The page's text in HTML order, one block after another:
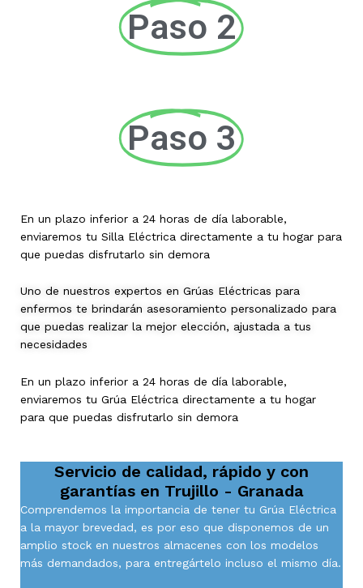
Paso 2
Paso 3
En un plazo inferior a 24 horas de día laborable,
enviaremos tu Silla Eléctrica directamente a tu hogar para
que puedas disfrutarlo sin demora
Uno de nuestros expertos en Grúas Eléctricas para
enfermos te brindarán asesoramiento personalizado para
que puedas realizar la mejor elección, ajustada a tus
necesidades
En un plazo inferior a 24 horas de día laborable,
enviaremos tu Grúa Eléctrica directamente a tu hogar
para que puedas disfrutarlo sin demora
Servicio de calidad, rápido y con
garantías en Trujillo - Granada
Comprendemos la importancia de tener tu Grúa Eléctrica
a la mayor brevedad, es por eso que disponemos de un
amplio stock en nuestros almacenes con los modelos
más demandados, para entregártelo incluso el mismo día.